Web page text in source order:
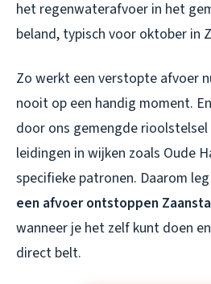
het regenwaterafvoer in het
beland, typisch voor oktober in
Zo werkt een verstopte afvoer
nooit op een handig moment.
door ons gemengde
leidingen in wijken zoals Oude
specifieke patronen. Daarom
een afvoer ontstoppen
wanneer je het zelf kunt doen
direct belt.